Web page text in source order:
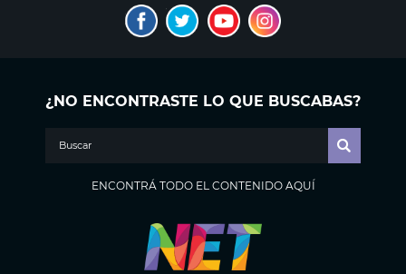
¿NO ENCONTRASTE LO QUE BUSCABAS?
ENCONTRÁ TODO EL CONTENIDO AQUÍ